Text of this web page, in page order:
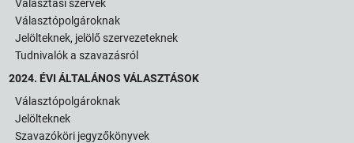
Választási szervek
Választópolgároknak
Jelölteknek, jelölő szervezeteknek
Tudnivalók a szavazásról
2024. ÉVI ÁLTALÁNOS VÁLASZTÁSOK
Választópolgároknak
Jelölteknek
Szavazóköri jegyzőkönyvek